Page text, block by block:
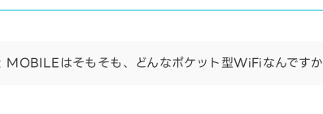
MOBILEはそもそも、どんなポケット型WiFiなんです